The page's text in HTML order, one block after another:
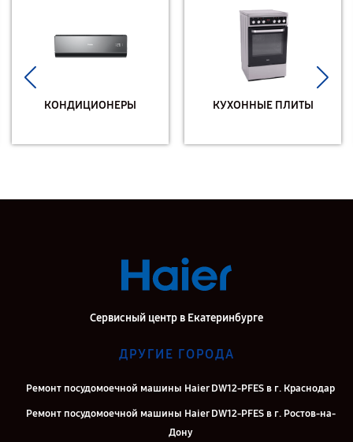
КОНДИЦИОНЕРЫ КУХОННЫЕ ПЛИТЫ
Сервисный центр в Екатеринбурге
ДРУГИЕ ГОРОДА
Ремонт посудомоечной машины Haier DW12-PFES в г. Краснодар
Ремонт посудомоечной машины Haier DW12-PFES в г. Ростов-на-
Дону